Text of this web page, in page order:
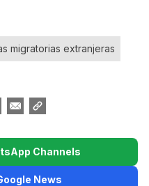
migratorias extranjeras
Channels
News